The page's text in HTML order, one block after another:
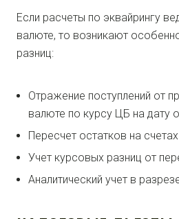
Если расчеты по эквайрингу
валюте, то возникают
разниц:
Отражение поступлений от
валюте по курсу ЦБ на дату
Пересчет остатков на
Учет курсовых разниц от
Аналитический учет в